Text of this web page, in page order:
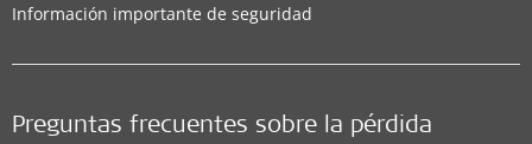
Información importante de seguridad
Preguntas frecuentes sobre la pérdida